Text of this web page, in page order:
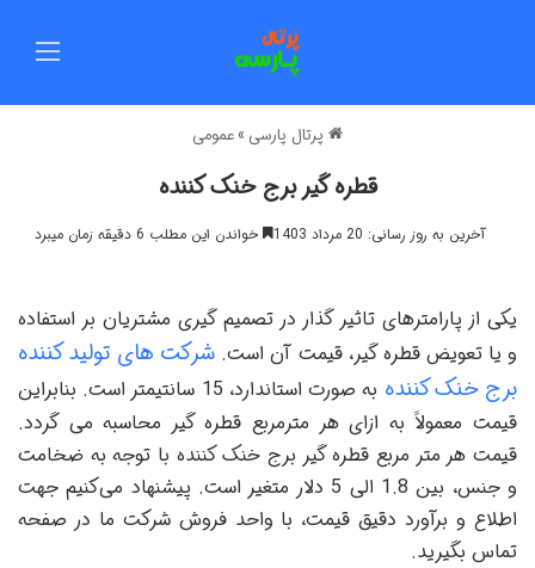
پرتال پارسی »عمومی
قطره گیر برج خنک کننده
آخرین به روز رسانی: 20 مرداد 1403 خواندن این مطلب 6 دقیقه زمان میبرد
یکی از پارامترهای تاثیر گذار در تصمیم گیری مشتریان بر استفاده
و یا تعویض قطره گیر، قیمت آن است. شرکت های تولید کننده
برج خنک کننده
به صورت استاندارد، 15 سانتیمتر است. بنابراین
قیمت معمولاً به ازای هر مترمربع قطره گیر محاسبه می گردد.
قیمت هر متر مربع قطره گیر برج خنک کننده با توجه به ضخامت
و جنس، بین 1.8 الی 5 دلار متغیر است. پیشنهاد می‌کنیم جهت
اطلاع و برآورد دقیق قیمت، با واحد فروش شرکت ما در صفحه
تماس بگیرید.